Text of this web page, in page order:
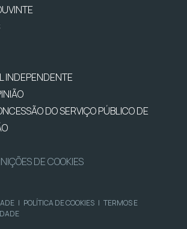
INDEPENDENTE
DO SERVIÇO PÚBLICO DE
DE COOKIES
| POLÍTICA DE COOKIES | TERMOS E